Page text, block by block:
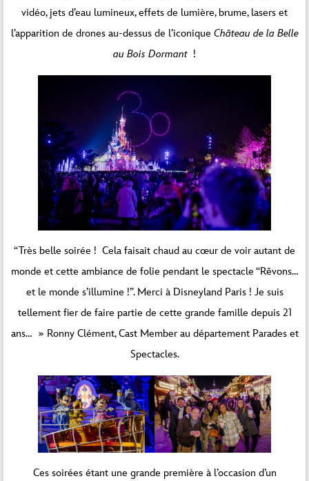
vidéo, jets d’eau lumineux, effets de lumière, brume, lasers et
l’apparition de drones au-dessus de l’iconique Château de la Belle
au Bois Dormant !
“Très belle soirée ! Cela faisait chaud au cœur de voir autant de
monde et cette ambiance de folie pendant le spectacle “Rêvons…
et le monde s’illumine !”. Merci à Disneyland Paris ! Je suis
tellement fier de faire partie de cette grande famille depuis 21
ans… » Ronny Clément, Cast Member au département Parades et
Spectacles.
Ces soirées étant une grande première à l’occasion d’un